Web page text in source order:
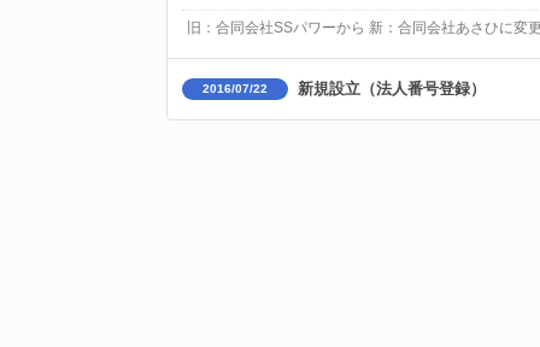
旧：合同会社SSパワーから 新：合同会社あさひに変
2016/07/22 新規設立（法人番号登録）